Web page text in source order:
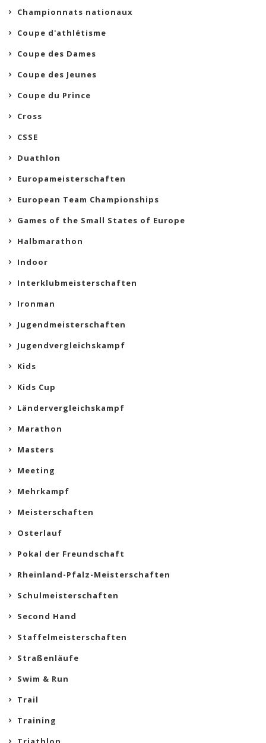
Championnats nationaux
Coupe d'athlétisme
Coupe des Dames
Coupe des Jeunes
Coupe du Prince
Cross
CSSE
Duathlon
Europameisterschaften
European Team Championships
Games of the Small States of Europe
Halbmarathon
Indoor
Interklubmeisterschaften
Ironman
Jugendmeisterschaften
Jugendvergleichskampf
Kids
Kids Cup
Ländervergleichskampf
Marathon
Masters
Meeting
Mehrkampf
Meisterschaften
Osterlauf
Pokal der Freundschaft
Rheinland-Pfalz-Meisterschaften
Schulmeisterschaften
Second Hand
Staffelmeisterschaften
Straßenläufe
Swim & Run
Trail
Training